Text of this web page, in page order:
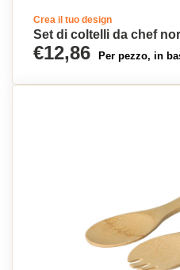
Crea il tuo design
Set di coltelli da chef
€12,86 Per pezzo, in